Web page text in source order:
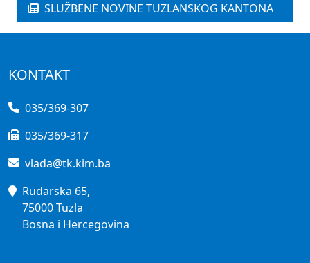
SLUŽBENE NOVINE TUZLANSKOG KANTONA
KONTAKT
035/369-307
035/369-317
vlada@tk.kim.ba
Rudarska 65,
75000 Tuzla
Bosna i Hercegovina